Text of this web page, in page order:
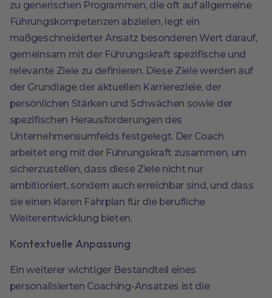
zu generischen Programmen, die oft auf allgemeine
Führungskompetenzen abzielen, legt ein
maßgeschneiderter Ansatz besonderen Wert darauf,
gemeinsam mit der Führungskraft spezifische und
relevante Ziele zu definieren. Diese Ziele werden auf
der Grundlage der aktuellen Karriereziele, der
persönlichen Stärken und Schwächen sowie der
spezifischen Herausforderungen des
Unternehmensumfelds festgelegt. Der Coach
arbeitet eng mit der Führungskraft zusammen, um
sicherzustellen, dass diese Ziele nicht nur
ambitioniert, sondern auch erreichbar sind, und dass
sie einen klaren Fahrplan für die berufliche
Weiterentwicklung bieten.
Kontextuelle Anpassung
Ein weiterer wichtiger Bestandteil eines
personalisierten Coaching-Ansatzes ist die